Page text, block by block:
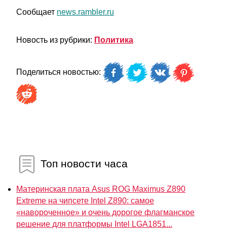
Сообщает news.rambler.ru
Новость из рубрики: Политика
Поделиться новостью:
Топ новости часа
Материнская плата Asus ROG Maximus Z890
Extreme на чипсете Intel Z890: самое
«навороченное» и очень дорогое флагманское
решение для платформы Intel LGA1851...